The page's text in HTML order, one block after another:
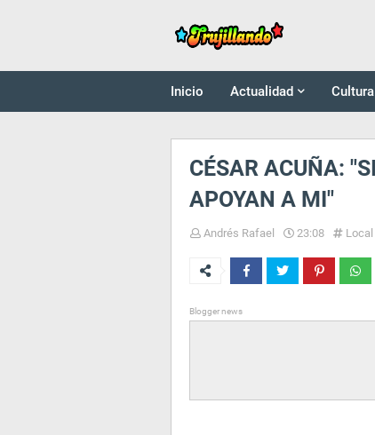
Inicio Actualidad Cultura
CÉSAR ACUÑA:
APOYAN A MI"
Andrés Rafael 23:08 Local
Blogger news